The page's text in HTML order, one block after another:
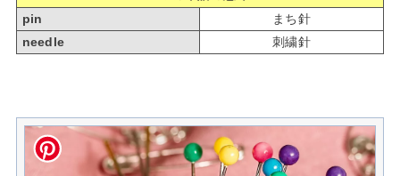
pin
まち針
needle
刺繍針